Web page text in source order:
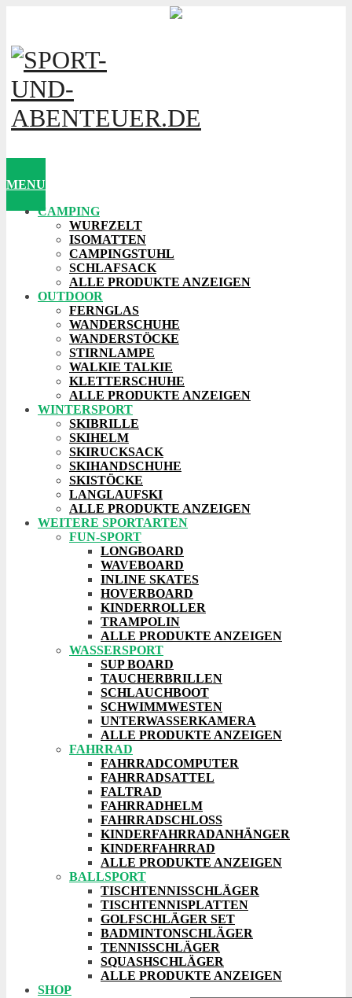
MENU
CAMPING
WURFZELT
ISOMATTEN
CAMPINGSTUHL
SCHLAFSACK
ALLE PRODUKTE ANZEIGEN
OUTDOOR
FERNGLAS
WANDERSCHUHE
WANDERSTÖCKE
STIRNLAMPE
WALKIE TALKIE
KLETTERSCHUHE
ALLE PRODUKTE ANZEIGEN
WINTERSPORT
SKIBRILLE
SKIHELM
SKIRUCKSACK
SKIHANDSCHUHE
SKISTÖCKE
LANGLAUFSKI
ALLE PRODUKTE ANZEIGEN
WEITERE SPORTARTEN
FUN-SPORT
LONGBOARD
WAVEBOARD
INLINE SKATES
HOVERBOARD
KINDERROLLER
TRAMPOLIN
ALLE PRODUKTE ANZEIGEN
WASSERSPORT
SUP BOARD
TAUCHERBRILLEN
SCHLAUCHBOOT
SCHWIMMWESTEN
UNTERWASSERKAMERA
ALLE PRODUKTE ANZEIGEN
FAHRRAD
FAHRRADCOMPUTER
FAHRRADSATTEL
FALTRAD
FAHRRADHELM
FAHRRADSCHLOSS
KINDERFAHRRADANHÄNGER
KINDERFAHRRAD
ALLE PRODUKTE ANZEIGEN
BALLSPORT
TISCHTENNISSCHLÄGER
TISCHTENNISPLATTEN
GOLFSCHLÄGER SET
BADMINTONSCHLÄGER
TENNISSCHLÄGER
SQUASHSCHLÄGER
ALLE PRODUKTE ANZEIGEN
SHOP